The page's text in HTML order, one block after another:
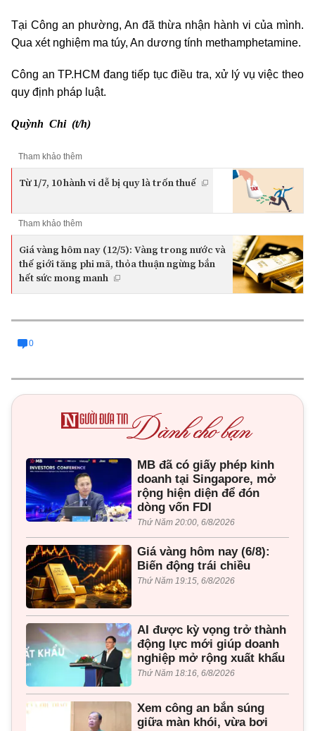
Tại Công an phường, An đã thừa nhận hành vi của mình.
Qua xét nghiệm ma túy, An dương tính methamphetamine.
Công an TP.HCM đang tiếp tục điều tra, xử lý vụ việc theo
quy định pháp luật.
Quỳnh Chi (t/h)
Tham khảo thêm
Từ 1/7, 10 hành vi dễ bị quy là trốn thuế
Tham khảo thêm
Giá vàng hôm nay (12/5): Vàng trong nước và
thế giới tăng phi mã, thỏa thuận ngừng bắn
hết sức mong manh
0
MB đã có giấy phép kinh
doanh tại Singapore, mở
rộng hiện diện để đón
dòng vốn FDI
Thứ Năm 20:00, 6/8/2026
Giá vàng hôm nay (6/8):
Biến động trái chiều
Thứ Năm 19:15, 6/8/2026
AI được kỳ vọng trở thành
động lực mới giúp doanh
nghiệp mở rộng xuất khẩu
Thứ Năm 18:16, 6/8/2026
Xem công an bắn súng
giữa màn khói, vừa bơi